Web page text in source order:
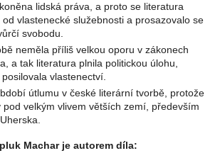
lidská práva, a proto se literatura
od vlastenecké služebnosti a prosazovalo se
svobodu.
neměla příliš velkou oporu v zákonech
a tak literatura plnila politickou úlohu,
vlastenectví.
útlumu v české literární tvorbě, protože
pod velkým vlivem větších zemí, především
Machar je autorem díla: